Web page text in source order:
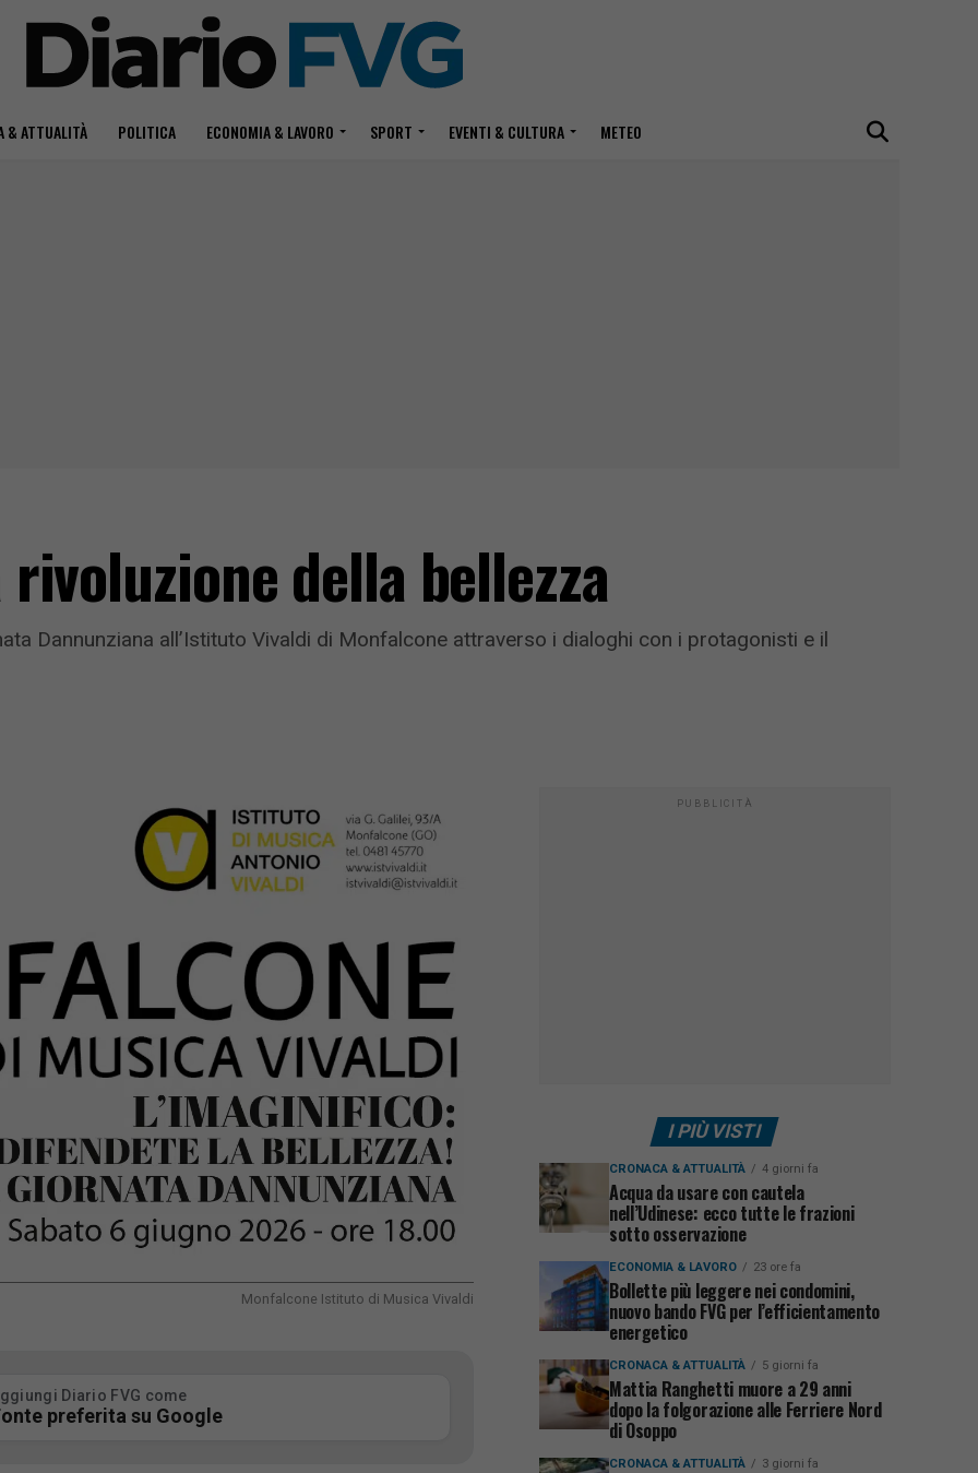
& ATTUALITÀ POLITICA ECONOMIA & LAVORO SPORT EVENTI & CULTURA METEO
della bellezza
Dannunziana all’Istituto Vivaldi di Monfalcone attraverso i dialoghi con i protagonisti e il
Monfalcone Istituto di Musica Vivaldi
Diario FVG come
preferita su Google
PUBBLICITÀ
I PIÙ VISTI
CRONACA & ATTUALITÀ 4 giorni fa
Acqua da usare con cautela
nell’Udinese: ecco tutte le frazioni
sotto osservazione
ECONOMIA & LAVORO 23 ore fa
Bollette più leggere nei condomini,
nuovo bando FVG per l’efficientamento
energetico
CRONACA & ATTUALITÀ 5 giorni fa
Mattia Ranghetti muore a 29 anni
dopo la folgorazione alle Ferriere Nord
di Osoppo
CRONACA & ATTUALITÀ 3 giorni fa